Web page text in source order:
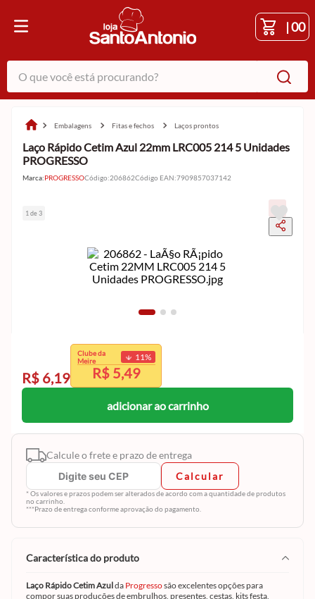
|00
O que você está procurando?
embalagens fitas e fechos laços prontos
Laço Rápido Cetim Azul 22mm LRC005 214 5 Unidades
PROGRESSO
Marca:PROGRESSOCódigo:206862Código EAN:7909857037142
1 de 3
R$ 6,19
Clube da
Meire
11%
R$ 5,49
exclusivo
Clube da Meire.
Cadastre-se e aproveite
adicionar ao carrinho
Calcule o frete e prazo de entrega
Calcular
* Os valores e prazos podem ser alterados de acordo com a quantidade de produtos
no carrinho.
***Prazo de entrega conforme aprovação do pagamento.
característica do produto
Laço Rápido Cetim Azulda Progressosão excelentes opções para
compor suas produções de embrulhos, presentes, cestas, kits festa,